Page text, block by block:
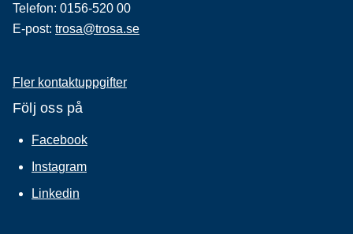
Telefon: 0156-520 00
E-post: trosa@trosa.se
Fler kontaktuppgifter
Följ oss på
Facebook
Instagram
Linkedin